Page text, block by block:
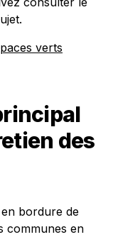
verts
des
bordure de
communes en